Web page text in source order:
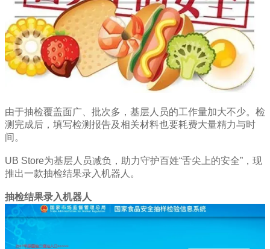
由于抽检覆盖面广、批次多，基层人员的工作量加大不少。检
测完成后，填写检测报告及相关材料也要耗费大量精力与时
间。
UB Store为基层人员减负，助力守护百姓“舌尖上的安全”，现
推出一款抽检结果录入机器人。
抽检结果录入机器人